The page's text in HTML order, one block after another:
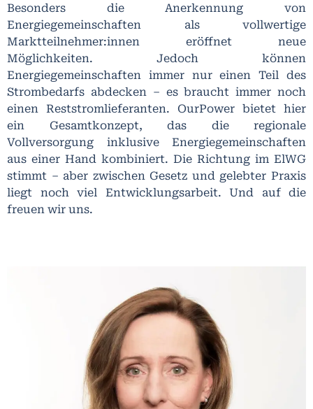
Besonders die Anerkennung von
Energiegemeinschaften als vollwertige
Marktteilnehmer:innen eröffnet neue
Möglichkeiten. Jedoch können
Energiegemeinschaften immer nur einen Teil des
Strombedarfs abdecken – es braucht immer noch
einen Reststromlieferanten. OurPower bietet hier
ein Gesamtkonzept, das die regionale
Vollversorgung inklusive Energiegemeinschaften
aus einer Hand kombiniert. Die Richtung im ElWG
stimmt – aber zwischen Gesetz und gelebter Praxis
liegt noch viel Entwicklungsarbeit. Und auf die
freuen wir uns.